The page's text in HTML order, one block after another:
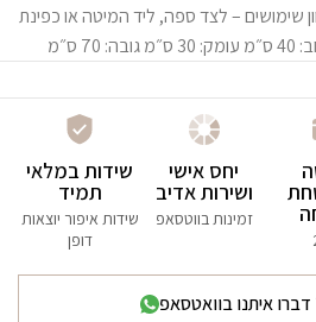
שימושים – לצד ספה, ליד המיטה או כפינת
יחס אישי
ושירות אדיב
זמינות בווטסאפ
שידות במלאי
תמיד
שידות איפור יוצאות
דופן
איתנו בוואטסאפ